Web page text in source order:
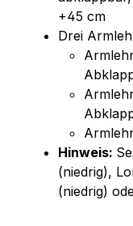
+45 cm
Drei
Hinweis:
(niedrig),
(niedrig)